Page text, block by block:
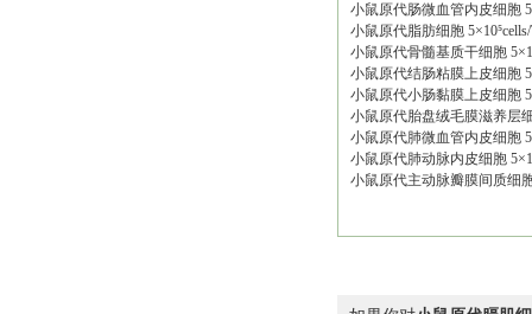
小鼠原代肠微血管内皮细胞
小鼠原代脂肪细胞
小鼠原代骨髓基质干细胞
小鼠原代结肠粘膜上皮细胞
小鼠原代小肠黏膜上皮细胞
小鼠原代胎盘绒毛膜滋养层
小鼠原代肺微血管内皮细胞
小鼠原代肺动脉内皮细胞
小鼠原代主动脉瓣膜间质细